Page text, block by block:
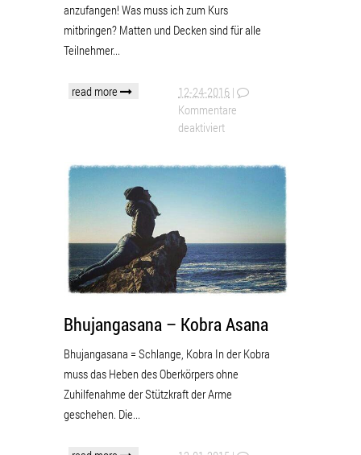
anzufangen! Was muss ich zum Kurs
mitbringen? Matten und Decken sind für alle
Teilnehmer...
read more 12-24-2016 |
Kommentare
deaktiviert
Bhujangasana – Kobra Asana
Bhujangasana = Schlange, Kobra In der Kobra
muss das Heben des Oberkörpers ohne
Zuhilfenahme der Stützkraft der Arme
geschehen. Die...